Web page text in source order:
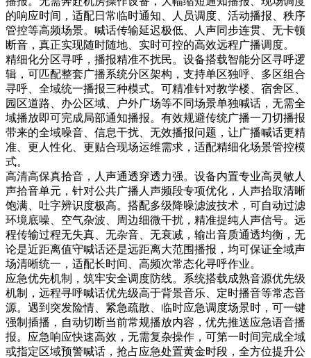
的响应时间，适配日常临时通知、人员调度、活动播报、秩序
管控等高频场景。喊话传输延迟极低、人声同步连贯、无卡顿
断音，真正实现随时随地、实时可控的高效远程广播调度。
精细化分区寻呼，播报精准不扰民。设备搭载智能分区寻呼逻
辑，可匹配整套广播系统分区架构，支持单区独呼、多区组合
寻呼、全域统一播报三种模式。可精准针对教学楼、宿舍区、
园区道路、办公区域、户外广场等不同场景单独喊话，无需全
域播放即可完成局部通知播报。有效规避传统广播一刀切播报
带来的全域噪音、信息干扰、无效播报问题，让广播喊话更精
准、更人性化、更贴合现场运维需求，适配精细化场景管控模
式。
高清高保真拾音，人声通透穿透力强。设备内置专业高灵敏人
声拾音单元，针对公共广播人声频段专项优化，人声拾取清晰
饱满、吐字辨识度极高。搭配多级降噪滤波技术，可自动过滤
环境底噪、空气杂波、周边细微干扰，精准提纯人声信号。远
程传输过程无失真、无杂音、无衰减，输出音质通透均衡，无
论是近距离值守喊话还是远距离大范围播报，均可保证全域声
场清晰统一，适配长时间、高频次常态化寻呼作业。
应急优先机制，筑牢安全调度防线。系统搭载成熟音源优先级
机制，远程寻呼喊话优先级高于背景音乐、定时播音等常态音
源。遇到突发险情、紧急疏散、临时应急调度场景时，可一键
强制插播，自动切断当前常规播放内容，优先推送应急语音播
报。应急响应快速高效，无需复杂操作，可第一时间完成全域
或指定区域预警喊话，抢占应急处置黄金时段，全方位提升公